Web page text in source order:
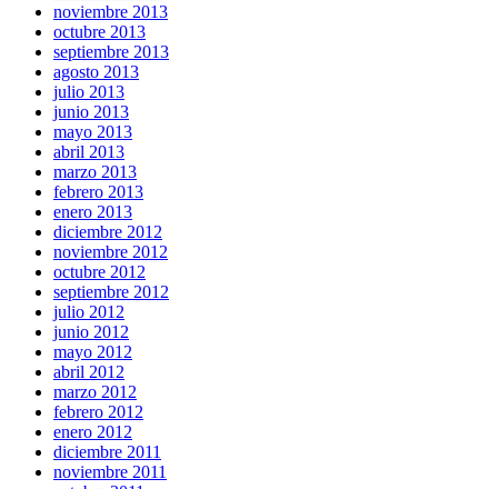
noviembre 2013
octubre 2013
septiembre 2013
agosto 2013
julio 2013
junio 2013
mayo 2013
abril 2013
marzo 2013
febrero 2013
enero 2013
diciembre 2012
noviembre 2012
octubre 2012
septiembre 2012
julio 2012
junio 2012
mayo 2012
abril 2012
marzo 2012
febrero 2012
enero 2012
diciembre 2011
noviembre 2011